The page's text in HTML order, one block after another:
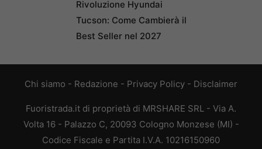
Rivoluzione Hyundai
Tucson: Come Cambierà il
Best Seller nel 2027
Chi siamo - Redazione - Privacy Policy - Disclaimer
Fuoristrada.it di proprietà di MRSHARE SRL - Via A.
Volta 16 - Palazzo C, 20093 Cologno Monzese (MI) -
Codice Fiscale e Partita I.V.A. 10216150960